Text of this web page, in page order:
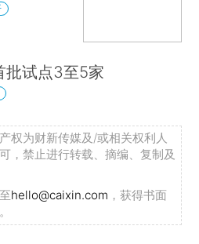
批试点3至5家
权为财新传媒及/或相关权利人
，禁止进行转载、摘编、复制及
hello@caixin.com ，获得书面